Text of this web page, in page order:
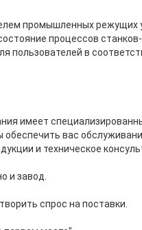
промышленных режущих
процессов
в
имеет
вас
и техническое
и завод.
спрос на поставки.